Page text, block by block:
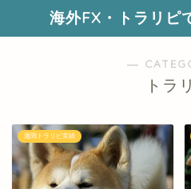
海外FX・トラリピ
―
トラ
週間トラリピ実績